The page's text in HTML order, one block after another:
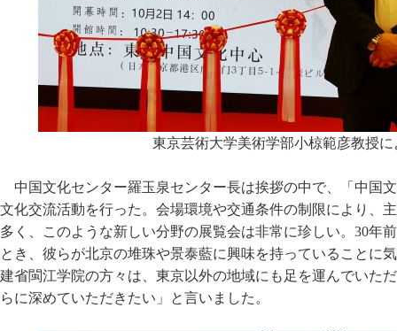
東京芸術大学美術学部小椋範彦教授に
中国文化センター羅玉泉センター長は挨拶の中で、「中国
文化交流活動を行った。会場環境や交通条件の制限により、
多く、このような新しい分野の展覧会は非常に珍しい。30年
とき、彼らが北京の堆珠や景泰藍に興味を持っていることに
建省閩江学院の方々は、東京以外の地域にも足を運んでいた
らに深めていただきたい」と言いました。